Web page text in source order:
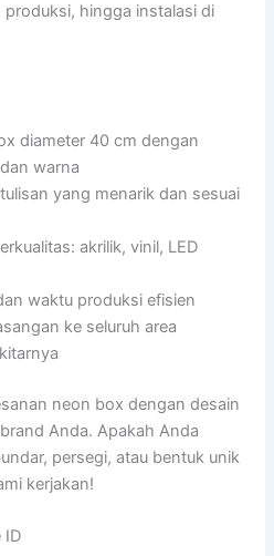
produksi, hingga instalasi di
diameter 40 cm dengan
warna
yang menarik dan sesuai
akrilik, vinil, LED
waktu produksi efisien
ke seluruh area
neon box dengan desain
Anda. Apakah Anda
persegi, atau bentuk unik
kerjakan!
ID